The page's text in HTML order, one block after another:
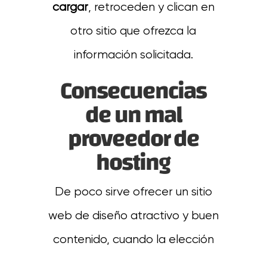
cargar, retroceden y clican en
otro sitio que ofrezca la
información solicitada.
Consecuencias
de un mal
proveedor de
hosting
De poco sirve ofrecer un sitio
web de diseño atractivo y buen
contenido, cuando la elección